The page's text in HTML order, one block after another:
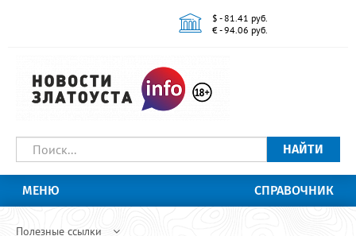
$ - 81.41 руб.
€ - 94.06 руб.
НАЙТИ
МЕНЮ СПРАВОЧНИК
Полезные ссылки